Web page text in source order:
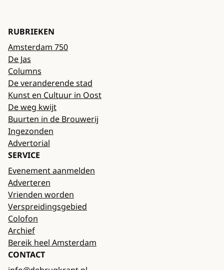
RUBRIEKEN
Amsterdam 750
De Jas
Columns
De veranderende stad
Kunst en Cultuur in Oost
De weg kwijt
Buurten in de Brouwerij
Ingezonden
Advertorial
SERVICE
Evenement aanmelden
Adverteren
Vrienden worden
Verspreidingsgebied
Colofon
Archief
Bereik heel Amsterdam
CONTACT